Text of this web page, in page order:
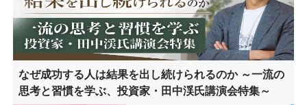
なぜ成功する人は結果を出し続けられるのか ～一流の
思考と習慣を学ぶ、投資家・田中渓氏講演会特集～